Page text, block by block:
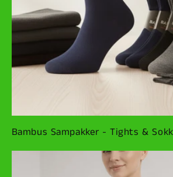
Bambus Sampakker - Tights &